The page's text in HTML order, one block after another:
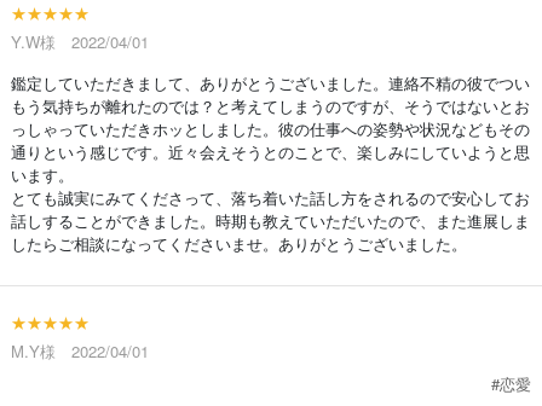
★★★★★
Y.W様 2022/04/01
鑑定していただきまして、ありがとうございました。連絡不精の彼でつい
もう気持ちが離れたのでは？と考えてしまうのですが、そうではないとお
っしゃっていただきホッとしました。彼の仕事への姿勢や状況などもその
通りという感じです。近々会えそうとのことで、楽しみにしていようと思
います。
とても誠実にみてくださって、落ち着いた話し方をされるので安心してお
話しすることができました。時期も教えていただいたので、また進展しま
したらご相談になってくださいませ。ありがとうございました。
★★★★★
M.Y様 2022/04/01
#恋愛